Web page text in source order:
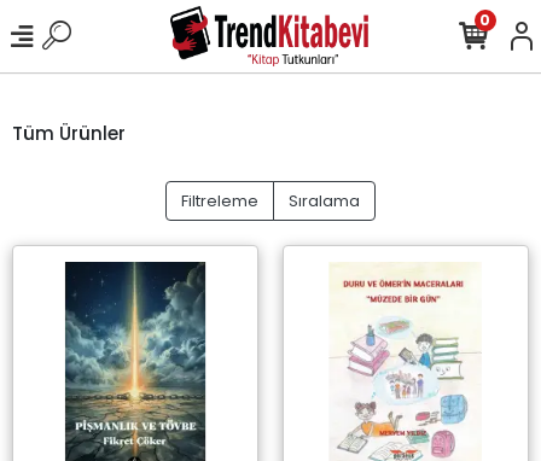
0
Tüm Ürünler
Filtreleme Sıralama